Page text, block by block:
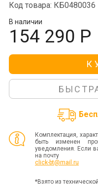
Код товара: КБ0480036
В наличии
154 290 Р
Комплектация,
быть изменен
уведомления. Если
на почту
click-bt@mail.ru
*Взято из